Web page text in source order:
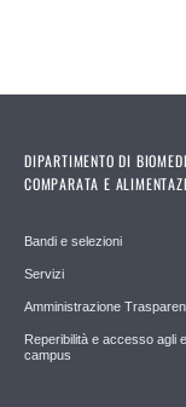
DIPARTIMENTO DI
COMPARATA E
Bandi e selezioni
Servizi
Amministrazione
Reperibilità e accesso agli
campus